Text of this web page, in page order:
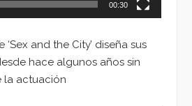
00:30
and the City’ diseña sus
hace algunos años sin
la actuación